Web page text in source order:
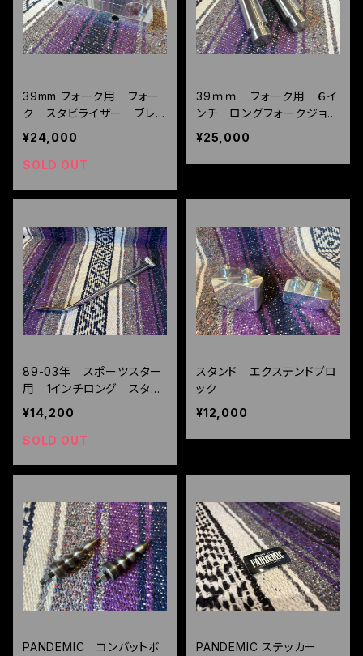
39mm フォーク用 フォー
ク スタビライザー ブレ
ース チークバー
¥24,000
SOLD OUT
39ｍｍ フォーク用 ６イ
ンチ ロングフォークジョイ
ント 39パイ ＸＬ ＦＸ
スポーツスター ダイナ
¥25,000
89-03年 スポーツスター
用 1インチロング スタン
ド キックスタンド XL 12
00 880
¥14,200
SOLD OUT
スタンド エクステンドブロ
ック
¥12,000
PANDEMIC コンバットボ
PANDEMIC ステッカー